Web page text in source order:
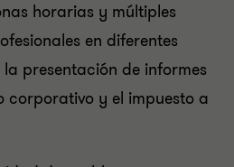
horarias y múltiples
en diferentes
presentación de informes
corporativo y el impuesto a